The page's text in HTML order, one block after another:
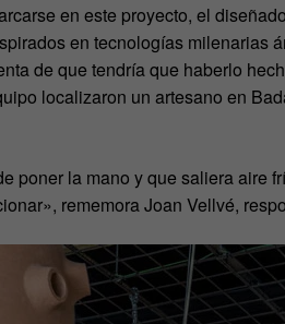
en este proyecto, el
en tecnologías milenarias
de que tendría que haberlo
localizaron un artesano en
poner la mano y que saliera aire
rememora Joan Vellvé,